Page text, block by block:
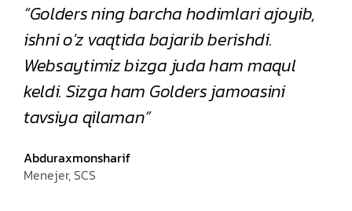
Ulug'bekning dizayn xizmatlari bizning
brendimizni yangidan kashf
etishimizga yordam berdi. Yangi
logotipimiz zamonaviy va professional,
mijozlarimiz orasida katta qiziqish
yondashuvi va tafsilotlarga e'tibori